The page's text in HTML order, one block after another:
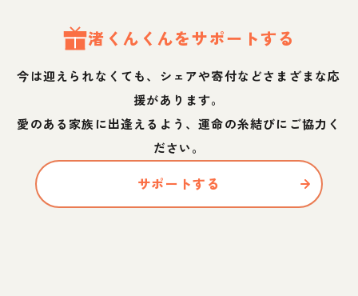
渚くん くんをサポートする
今は迎えられなくても、シェアや寄付などさまざまな応
援があります。
愛のある家族に出逢えるよう、運命の糸結びにご協力く
ださい。
サポートする